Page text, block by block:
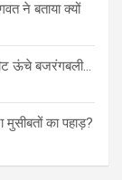
ने बताया क्यों
ऊंचे बजरंगबली…
का पहाड़?